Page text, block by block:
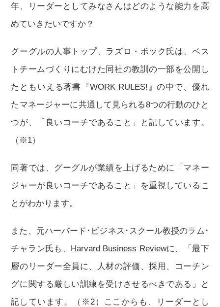
年、リーダーとしてみなさんはどのような能力を高
めていきたいですか？
グーグルの人事トップ、ラズロ・ボック氏は、ベス
トチームづくりにむけた同社の教訓の一部を公開し
たともいえる著書『WORK RULES!』の中で、優れ
たマネージャーに共通して見られる8つの行動のひと
つが、「良いコーチであること」と記しています。
（※1）
同著では、グーグルが業績を上げるために「マネー
ジャーが良いコーチであること」を重視しているこ
とがわかります。
また、元ハーバード･ビジネス･スクール教授のラム･
チャラン氏も、Harvard Business Reviewに、「最下
層のリーダー全員に、人材の評価、採用、コーチン
グに関する厳しい訓練を受けさせるべきである」と
記しています。（※2）ここからも、リーダーとし